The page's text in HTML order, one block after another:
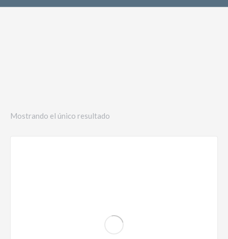
Mostrando el único resultado